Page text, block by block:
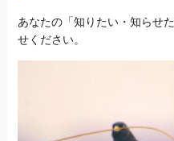
あなたの「知りたい・知らせ
せください。